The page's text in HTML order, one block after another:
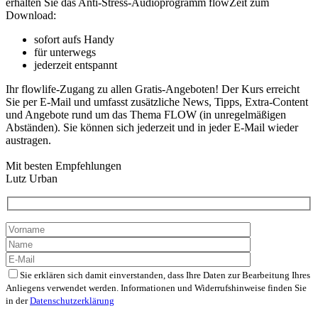
erhalten Sie das Anti-Stress-Audioprogramm flowZeit zum
Download:
sofort aufs Handy
für unterwegs
jederzeit entspannt
Ihr flowlife-Zugang zu allen Gratis-Angeboten! Der Kurs erreicht
Sie per E-Mail und umfasst zusätzliche News, Tipps, Extra-Content
und Angebote rund um das Thema FLOW (in unregelmäßigen
Abständen). Sie können sich jederzeit und in jeder E-Mail wieder
austragen.
Mit besten Empfehlungen
Lutz Urban
Sie erklären sich damit einverstanden, dass Ihre Daten zur Bearbeitung Ihres
Anliegens verwendet werden. Informationen und Widerrufshinweise finden Sie
in derDatenschutzerklärung